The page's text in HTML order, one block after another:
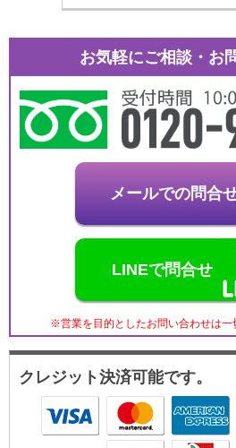
お気軽にご相談・お
メールでの問合
LINEで問合せ
※営業を目的としたお問い合わせは一
クレジット決済可能です。